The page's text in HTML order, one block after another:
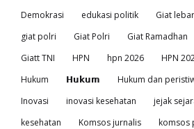
Demokrasi
edukasi politik Giat
giat polri
Giat Polri Giat Ramadhan
Giatt TNI
HPN hpn 2026 HPN
Hukum
𝗛𝘂𝗸𝘂𝗺 Hukum dan
Inovasi
inovasi kesehatan jejak
kesehatan
Komsos jurnalis komsos